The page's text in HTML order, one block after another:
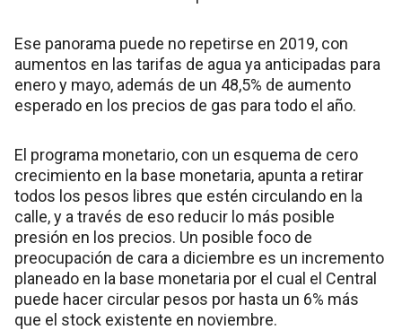
Ese panorama puede no repetirse en 2019, con
aumentos en las tarifas de agua ya anticipadas para
enero y mayo, además de un 48,5% de aumento
esperado en los precios de gas para todo el año.
El programa monetario, con un esquema de cero
crecimiento en la base monetaria, apunta a retirar
todos los pesos libres que estén circulando en la
calle, y a través de eso reducir lo más posible
presión en los precios. Un posible foco de
preocupación de cara a diciembre es un incremento
planeado en la base monetaria por el cual el Central
puede hacer circular pesos por hasta un 6% más
que el stock existente en noviembre.